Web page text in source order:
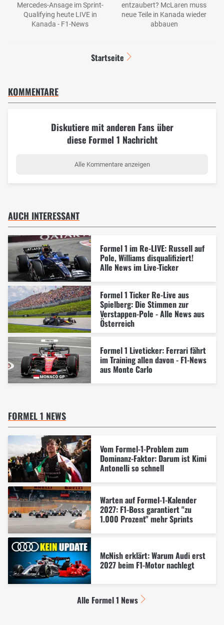
Mercedes-Ansage im Sprint-
Qualifying heute LIVE in
Kanada - F1-News
entzaubert? McLaren muss
neue Teile in Kanada wieder
abbauen
Startseite
KOMMENTARE
Diskutiere mit anderen Fans über
diese Formel 1 Nachricht
Alle Kommentare anzeigen
AUCH INTERESSANT
Formel 1 im Re-LIVE: Russell auf
Pole, Williams disqualifiziert!
Alle News im Live-Ticker
Formel 1 Ticker Re-Live aus
Spielberg: Die Stimmen zur
Verstappen-Pole - Alle News aus
Österreich
Formel 1 Liveticker: Ferrari fährt
im Training allen davon - F1-News
aus Monte Carlo
FORMEL 1 NEWS
Vom Formel-1-Problem zum
Dominanz-Faktor: Darum ist Kimi
Antonelli so schnell
Warten auf Formel-1-Kalender
2027: F1-Boss garantiert "zu
1.000 Prozent" mehr Sprints
McNish erklärt: Warum Audi erst
2027 beim F1-Motor nachlegt
Alle Formel 1 News